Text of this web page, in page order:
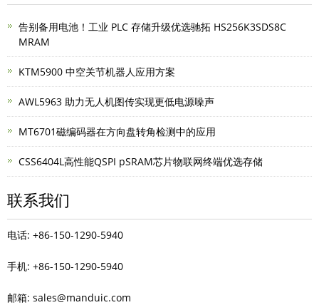
告别备用电池！工业 PLC 存储升级优选驰拓 HS256K3SDS8C
MRAM
KTM5900 中空关节机器人应用方案
AWL5963 助力无人机图传实现更低电源噪声
MT6701磁编码器在方向盘转角检测中的应用
CSS6404L高性能QSPI pSRAM芯片物联网终端优选存储
联系我们
电话: +86-150-1290-5940
手机: +86-150-1290-5940
邮箱: sales@manduic.com